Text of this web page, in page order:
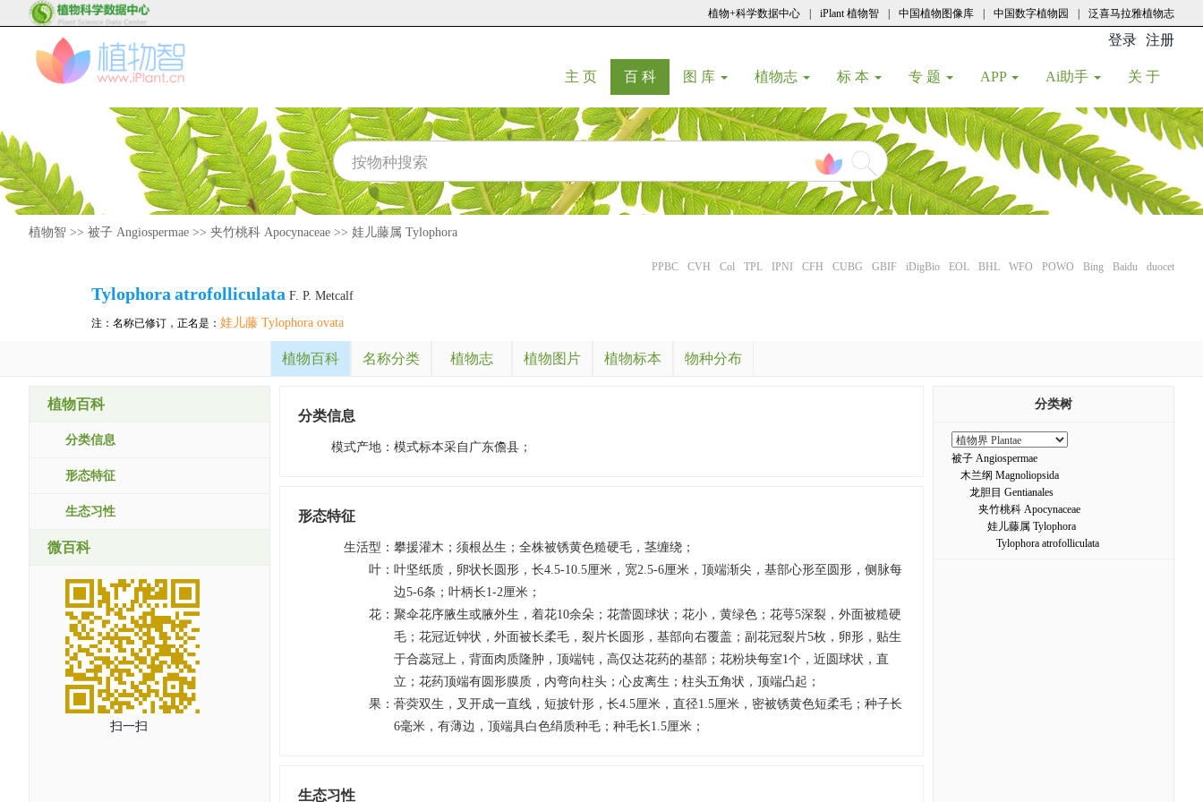
植物+科学数据中心 iPlant 植物智 中国植物图像库 中国数字植物园 泛喜马拉雅植物志
登录 注册
主 页(current)
百 科(current)
图 库 植物志 标 本 专 题 APP Ai助手 关 于
植物智 >> 被子 Angiospermae >> 夹竹桃科 Apocynaceae >> 娃儿藤属 Tylophora
PPBC CVH Col TPL IPNI CFH CUBG GBIF iDigBio EOL BHL WFO POWO Bing Baidu duocet
Tylophora atrofolliculata F. P. Metcalf
注：名称已修订，正名是： 娃儿藤 Tylophora ovata
植物百科 名称分类 植物志 植物图片 植物标本 物种分布
植物百科
分类信息
形态特征
生态习性
微百科
扫一扫
分类信息
模式产地 ： 模式标本采自广东儋县；
形态特征
生活型 ： 攀援灌木；须根丛生；全株被锈黄色糙硬毛，茎缠绕；
叶 ： 叶坚纸质，卵状长圆形，长4.5-10.5厘米，宽2.5-6厘米，顶端渐尖，基部心形至圆形，侧脉每
边5-6条；叶柄长1-2厘米；
花 ： 聚伞花序腋生或腋外生，着花10余朵；花蕾圆球状；花小，黄绿色；花萼5深裂，外面被糙硬
毛；花冠近钟状，外面被长柔毛，裂片长圆形，基部向右覆盖；副花冠裂片5枚，卵形，贴生
于合蕊冠上，背面肉质隆肿，顶端钝，高仅达花药的基部；花粉块每室1个，近圆球状，直
立；花药顶端有圆形膜质，内弯向柱头；心皮离生；柱头五角状，顶端凸起；
果 ： 蓇葖双生，叉开成一直线，短披针形，长4.5厘米，直径1.5厘米，密被锈黄色短柔毛；种子长
6毫米，有薄边，顶端具白色绢质种毛；种毛长1.5厘米；
生态习性
分类树
被子 Angiospermae
木兰纲 Magnoliopsida
龙胆目 Gentianales
夹竹桃科 Apocynaceae
娃儿藤属 Tylophora
Tylophora atrofolliculata